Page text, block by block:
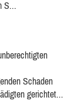
S...
Schaden
gerichtet...